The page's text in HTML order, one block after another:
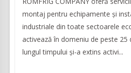
montaj pentru echipamente și
industriale din toate sectoarele
activează în domeniu de peste 25
lungul timpului și-a extins activi...